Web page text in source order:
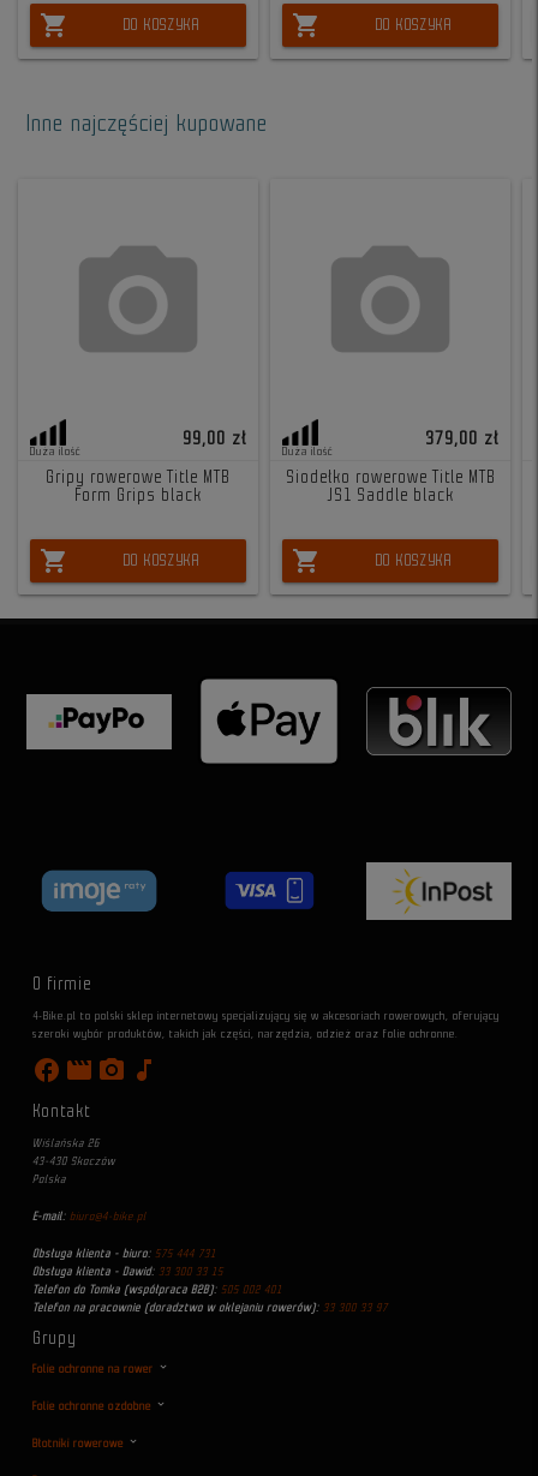
shopping_cart DO KOSZYKA shopping_cart DO KOSZYKA
Inne najczęściej kupowane
Duża ilość
99,00 zł
Gripy rowerowe Title MTB
Form Grips black
shopping_cart DO KOSZYKA
Duża ilość
379,00 zł
Siodełko rowerowe Title MTB
JS1 Saddle black
shopping_cart DO KOSZYKA
O firmie
4-Bike.pl to polski sklep internetowy specjalizujący się w akcesoriach rowerowych, oferujący
szeroki wybór produktów, takich jak części, narzędzia, odzież oraz folie ochronne.
facebook movie photo_camera music_note
Kontakt
Wiślańska 26
43-430 Skoczów
Polska
E-mail: biuro@4-bike.pl
Obsługa klienta - biuro: 575 444 731
Obsługa klienta - Dawid: 33 300 33 15
Telefon do Tomka (współpraca B2B): 505 002 401
Telefon na pracownie (doradztwo w oklejaniu rowerów): 33 300 33 97
Grupy
Folie ochronne na rower
Folie ochronne ozdobne
Błotniki rowerowe